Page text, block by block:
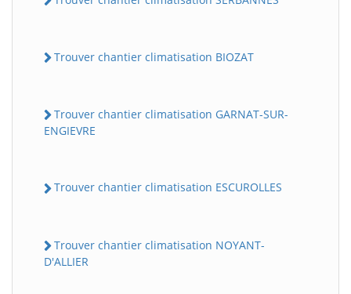
Trouver chantier climatisation BIOZAT
Trouver chantier climatisation GARNAT-SUR-
ENGIEVRE
Trouver chantier climatisation ESCUROLLES
Trouver chantier climatisation NOYANT-
D'ALLIER
BatiWebPro